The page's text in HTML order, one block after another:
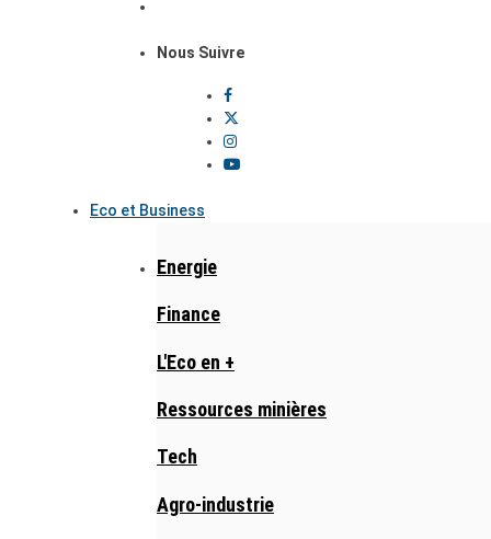
Nous Suivre
Eco et Business
Energie
Finance
L'Eco en +
Ressources minières
Tech
Agro-industrie